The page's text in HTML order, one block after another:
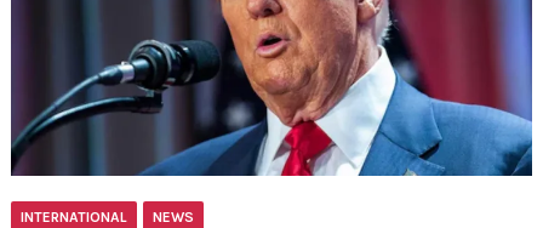
INTERNATIONAL NEWS